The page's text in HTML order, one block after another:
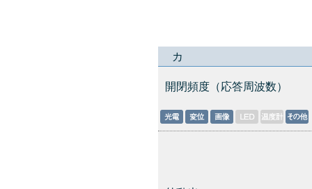
カ
開閉頻度（応答周波数）